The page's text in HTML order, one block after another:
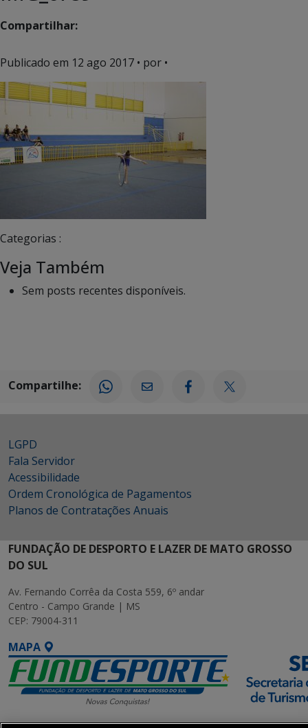
Compartilhar:
Publicado em 12 ago 2017 • por •
Categorias :
Veja Também
Sem posts recentes disponíveis.
Compartilhe:
LGPD
Fala Servidor
Acessibilidade
Ordem Cronológica de Pagamentos
Planos de Contratações Anuais
FUNDAÇÃO DE DESPORTO E LAZER DE MATO GROSSO
DO SUL
Av. Fernando Corrêa da Costa 559, 6º andar
Centro - Campo Grande | MS
CEP: 79004-311
MAPA